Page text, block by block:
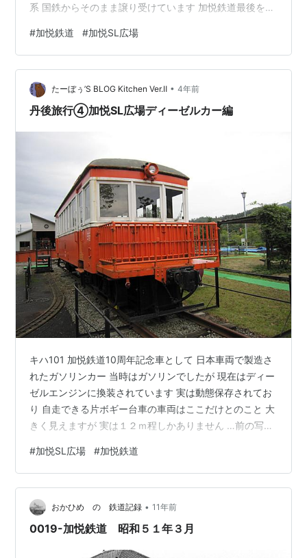
系 国鉄からそのまま譲り受けています 加悦鉄道最後を飾
市の宿に宿泊 夕食プランで格安でしたが なんと鍋焼きう
どんという… 翌朝は立岩に行ってまいりました この柱状
節理の岩がなんとも言えないですね
#加悦鉄道 #加悦SL広場
たーぼぅ’S BLOG Kitchen Ver.Ⅱ • 4年前
丹後旅行④加悦SL広場ディーゼルカー編
キハ101 加悦鉄道10周年記念車として 日本車両で製造さ
れたガソリンカー 当時はガソリンでしたが 現在はディー
ゼルエンジンに換装されています 実は動態保存されてお
り 自走できる片ボギー台車の車両はここだけとのこと 大
きく見えますが 実は１２ｍ程しかありません …前の写真
51気動車 ユニと付いていますので 実は荷物車、郵便輸送
車 前方に荷物室が見えます 多分すごいレアなのかな 古
いパンフレットが 運転台になります 簡素な作り キハ083
気動車 この形を見て「ピン」と来たら かなりの鉄オタで
す 実はこの車両は普通の客車「オハ62」を魔改造して…
#加悦SL広場 #加悦鉄道
おかひめ の 鉄道記録 • 11年前
0019-加悦鉄道 昭和５１年３月